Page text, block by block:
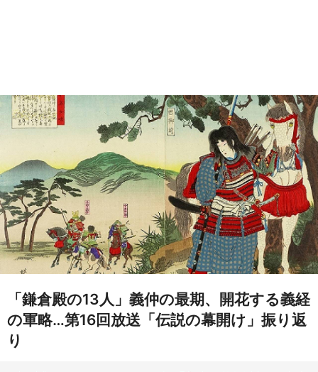
「鎌倉殿の13人」義仲の最期、開花する義経
の軍略…第16回放送「伝説の幕開け」振り返
り